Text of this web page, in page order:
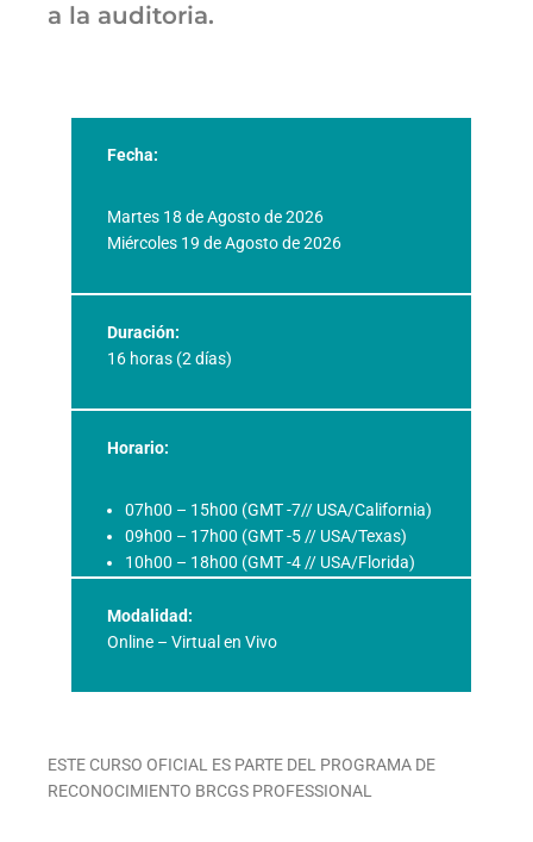
a la auditoria.
Fecha:
Martes 18 de Agosto de 2026
Miércoles 19 de Agosto de 2026
Duración:
16 horas (2 días)
Horario:
07h00 – 15h00 (GMT -7// USA/California)
09h00 – 17h00 (GMT -5 // USA/Texas)
10h00 – 18h00 (GMT -4 // USA/Florida)
Modalidad:
Online – Virtual en Vivo
ESTE CURSO OFICIAL ES PARTE DEL PROGRAMA DE
RECONOCIMIENTO BRCGS PROFESSIONAL